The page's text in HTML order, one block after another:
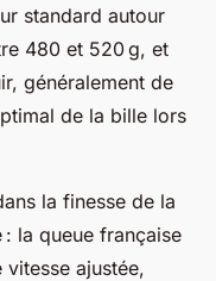
standard autour
480 et 520 g, et
généralement de
de la bille lors
la finesse de la
: la queue française
ajustée,